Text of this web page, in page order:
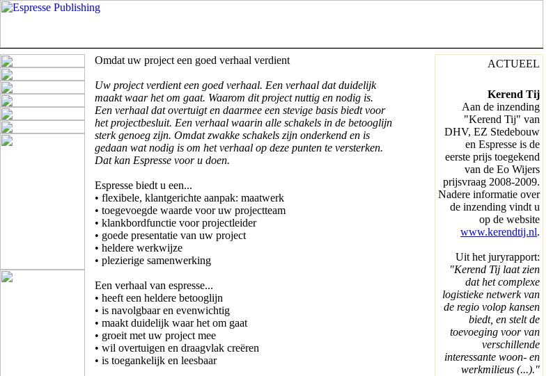
Omdat uw project een goed verhaal verdient
Uw project verdient een goed verhaal. Een verhaal dat duidelijk
maakt waar het om gaat. Waarom ditproject nuttig en nodig is.
Een verhaal dat overtuigt en daarmee een stevige basis biedt voor
het projectbesluit. Een verhaal waarin alle schakels in de betooglijn
sterk genoeg zijn. Omdat zwakke schakels zijn onderkend en is
gedaan wat nodig is om het verhaal op deze punten te versterken.
Dat kan Espresse voor u doen.
Espresse biedt u een...
• flexibele, klantgerichte aanpak: maatwerk
• toegevoegde waarde voor uw projectteam
• klankbordfunctie voor projectleider
• goede presentatie van uw project
• heldere werkwijze
• plezierige samenwerking
Een verhaal van espresse...
• heeft een heldere betooglijn
• is navolgbaar en evenwichtig
• maakt duidelijk waar het om gaat
• groeit met uw project mee
• wil overtuigen en draagvlak creëren
• is toegankelijk en leesbaar
ACTUEEL
Kerend Tij
Aan de inzending
"Kerend Tij" van
DHV, EZ Stedebouw
en Espresse is de
eerste prijs toegekend
van de Eo Wijers
prijsvraag 2008-2009.
Nadere informatie over
de inzending vindt u
op de website
www.kerendtij.nl.
Uit het juryrapport:
"Kerend Tij laat zien
dat het complexe
logistieke netwerk van
de regio volop kansen
biedt, en stelt de
toevoeging voor van
verschillende
interessante woon- en
werkmilieus (...)."